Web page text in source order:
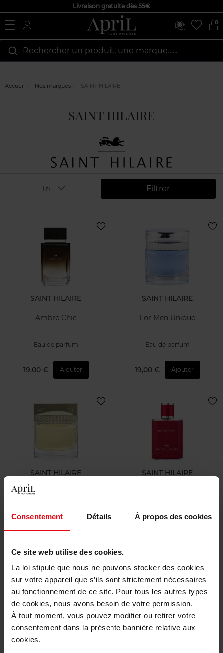
Consentement Détails À propos des cookies
Ce site web utilise des cookies.
La loi stipule que nous ne pouvons stocker des cookies
sur votre appareil que s’ils sont strictement nécessaires
au fonctionnement de ce site. Pour tous les autres types
de cookies, nous avons besoin de votre permission.
À tout moment, vous pouvez modifier ou retirer votre
consentement dans la présente bannière relative aux
cookies.
Livraison gratuite dès 55€
0
Rechercher un produit, une marque…...
Accueil Nos marques SAINT HILAIRE
SAINT HILAIRE
Filtrer
Tri
SAINT HILAIRE
Ambre Chic
Eau de parfum
19,00 € Ajouter
SAINT HILAIRE
For Men Unique
Eau de parfum
19,00 € Ajouter
SAINT HILAIRE
For Men Extreme
Eau de parfum
SAINT HILAIRE
Eau de parfum